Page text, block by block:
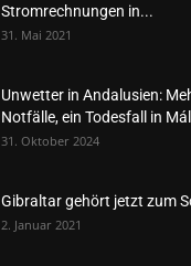
Stromrechnungen in...
31. Mai 2021
Unwetter in Andalusien:
Notfälle, ein Todesfall in
31. Oktober 2024
Gibraltar gehört jetzt zum
2. Januar 2021